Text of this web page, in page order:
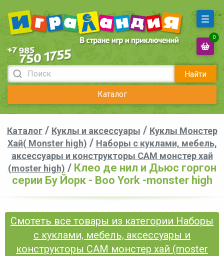
Найти
Каталог
0
Каталог/ Куклы и аксессуары / Куклы Монстер
Хай( Monster high) / Наборы с куклами, мебель,
аксессуары и конструкторы CAM монстер хай
(moster high) / Клео де нил и Дьюс горгон
серии Бу Йорк - Boo York -monster high
Смотеть все товары из категории Наборы
с куклами, мебель, аксессуары и
конструкторы CAM монстер хай (moster